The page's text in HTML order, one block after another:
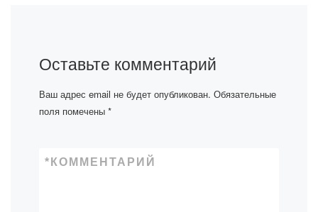
Оставьте комментарий
Ваш адрес email не будет опубликован. Обязательные
поля помечены *
КОММЕНТАРИЙ
*